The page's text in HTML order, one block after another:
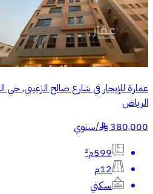
عمارة للإيجار في شارع صالح الزغيبي,
الرياض
380,000
§
/سنوي
599م²
12م
سكني